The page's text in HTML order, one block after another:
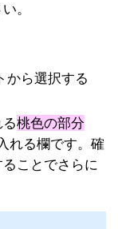
。
から選択する
桃色の部分
れる欄です。確
ことでさらに